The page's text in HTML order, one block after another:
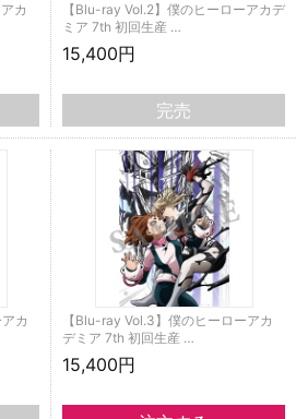
カ
【Blu-ray Vol.2】僕のヒーローアカデ
ミア 7th 初回生産 …
15,400円
完売
カ
【Blu-ray Vol.3】僕のヒーローアカ
デミア 7th 初回生産 …
15,400円